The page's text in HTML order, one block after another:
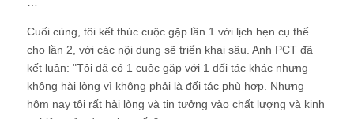
Cuối cùng, tôi kết thúc cuộc gặp lần 1 với lịch hẹn cụ thể
cho lần 2, với các nội dung sẽ triển khai sâu. Anh PCT đã
kết luận: "Tôi đã có 1 cuộc gặp với 1 đối tác khác nhưng
không hài lòng vì không phải là đối tác phù hợp. Nhưng
hôm nay tôi rất hài lòng và tin tưởng vào chất lượng và kinh